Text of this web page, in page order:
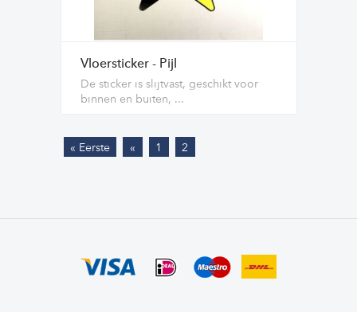
Vloersticker - Pijl
De sticker is slijtvast, geschikt voor
binnen en buiten, ...
« Eerste « 1 2